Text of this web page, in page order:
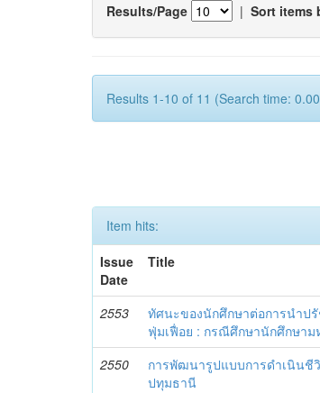
Results/Page | Sort items
Results 1-10 of 11 (Search time:
Item hits:
Issue
Date
Title
2553
ทัศนะของนักศึกษาต่อการนำป
ฟุ่มเฟื่อย : กรณีศึกษานักศึกษา
2550
การพัฒนารูปแบบการดำเนินชี
ปทุมธานี